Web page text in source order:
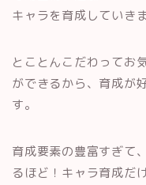
キャラを育成していきま
とことんこだわってお
ができるから、育成が
す。
育成要素の豊富すぎて
るほど！キャラ育成だ